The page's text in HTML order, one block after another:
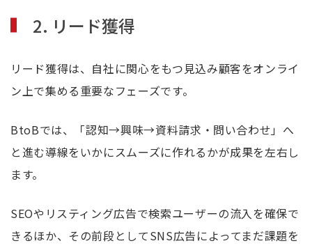
2. リード獲得
リード獲得は、自社に関心をもつ見込み顧客をオンライ
ン上で集める重要なフェーズです。
BtoBでは、「認知→興味→資料請求・問い合わせ」へ
と進む導線をいかにスムーズに作れるかが成果を左右し
ます。
SEOやリスティング広告で検索ユーザーの流入を確保で
きるほか、その前段としてSNS広告によってまだ課題を